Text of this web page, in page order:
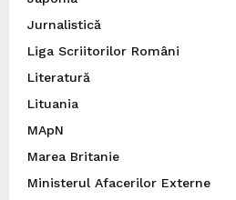
Jurnalistică
Liga Scriitorilor Români
Literatură
Lituania
MApN
Marea Britanie
Ministerul Afacerilor Externe